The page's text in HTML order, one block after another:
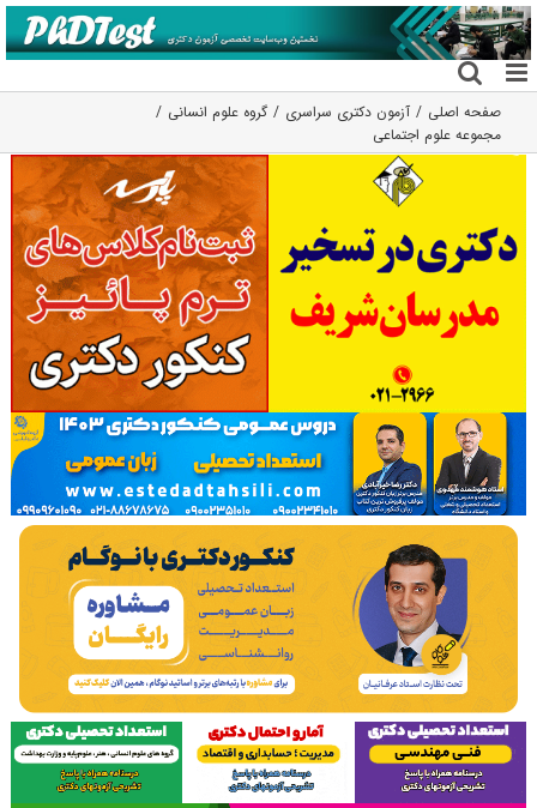
رفتن
به
محتوا
صفحه اصلی آزمون دکتری سراسری
گروه علوم انسانی
مجموعه علوم اجتماعی